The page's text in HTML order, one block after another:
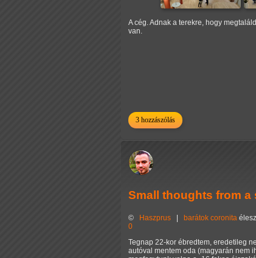
A cég. Adnak a terekre, hogy
van.
3 hozzászólás
Small thoughts from a
© Haszprus | barátok coronita
0
Tegnap 22-kor ébredtem, eredetileg
autóval mentem oda (magyarán nem